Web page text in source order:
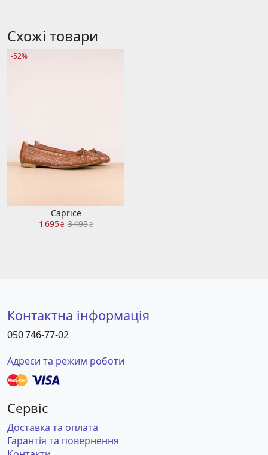
Схожі товари
-52%
Caprice
1 695₴ 3 495₴
Контактна інформація
050 746-77-02
Адреси та режим роботи
Сервіс
Доставка та оплата
Гарантія та повернення